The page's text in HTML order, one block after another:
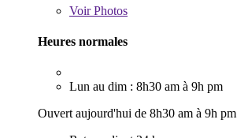
VoirPhotos
Heures normales
Lun au dim : 8h30 am à 9h pm
Ouvert aujourd'hui de 8h30 am à 9h pm